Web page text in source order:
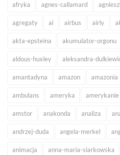
afryka agnes-callamard
agregaty ai airbus airly
akta-epsteina akumulator-orgonu
aldous-huxley aleksandra-
amantadyna amazon amazonia
ambulans ameryka amerykanie
amstor anakonda analiza
andrzej-duda angela-merkel
animacja anna-maria-siarkowska